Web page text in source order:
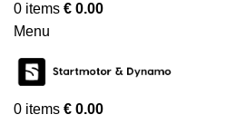
0 items € 0.00
Menu
0 items € 0.00